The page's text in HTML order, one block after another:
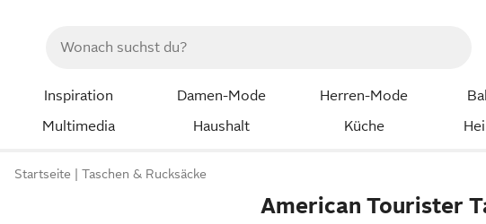
Inspiration Damen-Mode Herren-Mode
Multimedia
Haushalt Küche
Startseite Taschen & Rucksäcke
American Tourister